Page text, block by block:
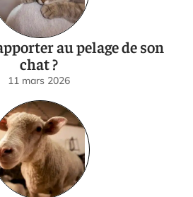
au pelage de son
chat ?
11 mars 2026